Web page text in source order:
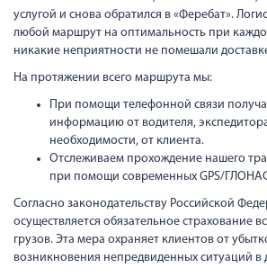
услугой и снова обратился в «Феребат».
любой маршрут на оптимальность при
никакие неприятности не помешали
На протяжении всего маршрута мы:
При помощи телефонной связи
информацию от водителя,
необходимости, от клиента.
Отслеживаем прохождение нашего
при помощи современных GPS/
Согласно законодательству Российской
осуществляется обязательное страхование
грузов. Эта мера охраняет клиентов от
возникновения непредвиденных ситуаций в